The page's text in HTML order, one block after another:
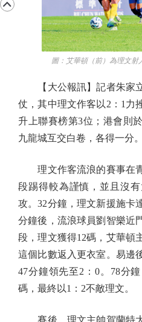
圖：艾華頓（前）為理文射
【大公報訊】記者朱家立
仗，其中理文作客以2：1力
升上聯賽榜第3位；港會則
九龍城互交白卷，各得一分。
理文作客流浪的賽事在青
段踢得較為謹慎，並且沒
攻。32分鐘，理文新援施卡
分鐘後，流浪球員劉智樂近
段，理文獲得12碼，艾華頓
這個比數返入更衣室。易邊
47分鐘領先至2：0。78分
碼，最終以1：2不敵理文。